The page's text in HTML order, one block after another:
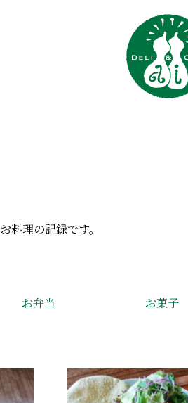
料理の記録です。
お弁当 お菓子